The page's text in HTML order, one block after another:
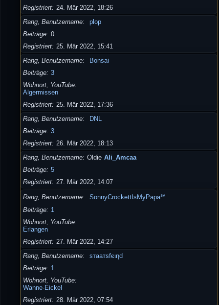
Registriert 24. Mär 2022, 18:26
Rang, Benutzername
plop
Beiträge 0
Registriert 25. Mär 2022, 15:41
Rang, Benutzername
Bonsai
Beiträge 3
Wohnort, YouTube
Algermissen
Registriert 25. Mär 2022, 17:36
Rang, Benutzername
DNL
Beiträge 3
Registriert 26. Mär 2022, 18:13
Rang, Benutzername Oldie Ali_Amcaa
Beiträge 5
Registriert 27. Mär 2022, 14:07
Rang, Benutzername
SonnyCrockettIsMyPapa℠
Beiträge
1
Wohnort, YouTube
Erlangen
Registriert 27. Mär 2022, 14:27
Rang, Benutzername
ѕтaaтѕfєιηd
Beiträge
1
Wohnort, YouTube
Wanne-Eickel
Registriert 28. Mär 2022, 07:54